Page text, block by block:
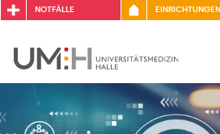
NOTFÄLLE EINRICHTUNGEN